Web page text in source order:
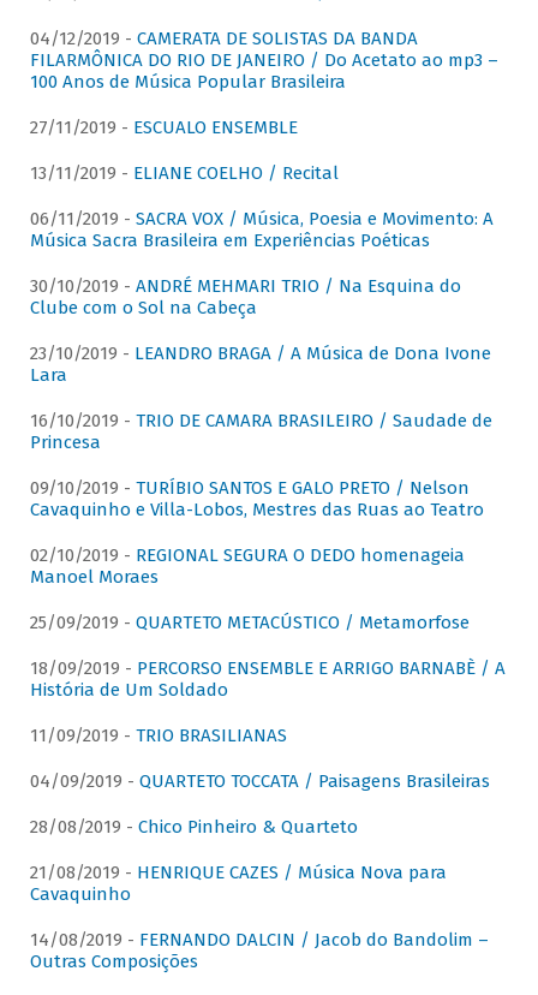
04/12/2019 - CAMERATA DE SOLISTAS DA BANDA
FILARMÔNICA DO RIO DE JANEIRO / Do Acetato ao mp3 –
100 Anos de Música Popular Brasileira
27/11/2019 - ESCUALO ENSEMBLE
13/11/2019 - ELIANE COELHO / Recital
06/11/2019 - SACRA VOX / Música, Poesia e Movimento: A
Música Sacra Brasileira em Experiências Poéticas
30/10/2019 - ANDRÉ MEHMARI TRIO / Na Esquina do
Clube com o Sol na Cabeça
23/10/2019 - LEANDRO BRAGA / A Música de Dona Ivone
Lara
16/10/2019 - TRIO DE CAMARA BRASILEIRO / Saudade de
Princesa
09/10/2019 - TURÍBIO SANTOS E GALO PRETO / Nelson
Cavaquinho e Villa-Lobos, Mestres das Ruas ao Teatro
02/10/2019 - REGIONAL SEGURA O DEDO homenageia
Manoel Moraes
25/09/2019 - QUARTETO METACÚSTICO / Metamorfose
18/09/2019 - PERCORSO ENSEMBLE E ARRIGO BARNABÈ / A
História de Um Soldado
11/09/2019 - TRIO BRASILIANAS
04/09/2019 - QUARTETO TOCCATA / Paisagens Brasileiras
28/08/2019 - Chico Pinheiro & Quarteto
21/08/2019 - HENRIQUE CAZES / Música Nova para
Cavaquinho
14/08/2019 - FERNANDO DALCIN / Jacob do Bandolim –
Outras Composições